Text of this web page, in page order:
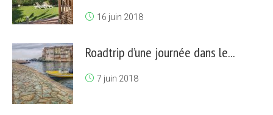
16 juin 2018
Roadtrip d’une journée dans le...
7 juin 2018